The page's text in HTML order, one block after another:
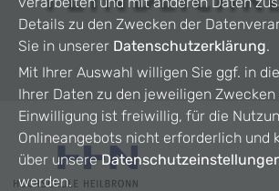
Details zu den Zwecken der
Sie in unserer Datenschutzerklärung.
Mit Ihrer Auswahl willigen Sie ggf. in
Ihrer Daten zu den jeweiligen Zwecken
Einwilligung ist freiwillig, für die
Onlineangebots nicht erforderlich und
über unsere
werden.